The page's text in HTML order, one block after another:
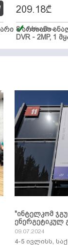
8 არხიანი
DVR - 2MP, 1
209.18₾
მარაგშია
"ინტელკომ
ენერგეტიკულ
09.07.2024
4-5 ივლისს,